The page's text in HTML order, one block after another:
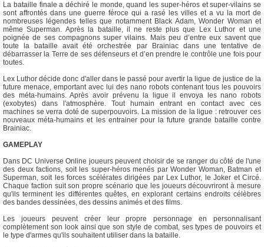
La bataille finale a déchiré le monde, quand les super-héros et super-vilains se
sont affrontés dans une guerre féroce qui a rasé les villes et a vu la mort de
nombreuses légendes telles que notamment Black Adam, Wonder Woman et
même Superman. Après la bataille, il ne reste plus que Lex Luthor et une
poignée de ses compagnons super vilains. Mais peu d’entre eux savent que
toute la bataille avait été orchestrée par Brainiac dans une tentative de
débarrasser la Terre de ses défenseurs et d’en prendre le contrôle une fois pour
toutes.
Lex Luthor décide donc d'aller dans le passé pour avertir la ligue de justice de la
future menace, emportant avec lui des nano robots contenant tous les pouvoirs
des méta-humains. Après avoir prévenu la ligue il envoya les nano robots
(exobytes) dans l'atmosphère. Tout humain entrant en contact avec ces
machines se verra doté de superpouvoirs. La mission de la ligue : retrouver ces
nouveaux méta-humains et les entrainer pour la future grande bataille contre
Brainiac.
GAMEPLAY
Dans DC Universe Online joueurs peuvent choisir de se ranger du côté de l'une
des deux factions, soit les super-héros menés par Wonder Woman, Batman et
Superman, soit les forces scélérates dirigées par Lex Luthor, le Joker et Circé.
Chaque faction suit son propre scénario que les joueurs découvriront à mesure
qu'ils terminent les différentes quêtes, en explorant certains endroits célèbres
des bandes dessinées, des dessins animés et des films.
Les joueurs peuvent créer leur propre personnage en personnalisant
complètement son look ainsi que son style de combat, ses types de pouvoirs et
le type d'armes qu'ils souhaitent utiliser dans la bataille.